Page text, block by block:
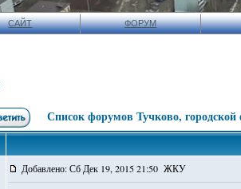
САЙТ ФОРУМ
Список форумов Тучково,
Добавлено: Сб Дек 19, 2015 21:50 ЖКУ